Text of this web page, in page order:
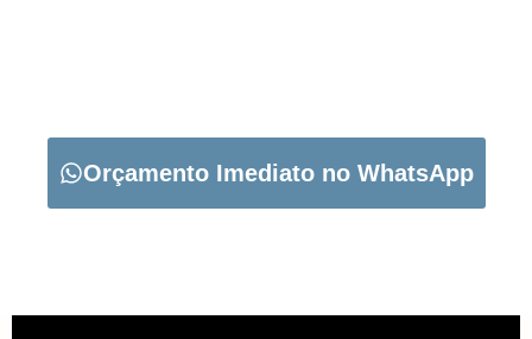
Orçamento Imediato no WhatsApp